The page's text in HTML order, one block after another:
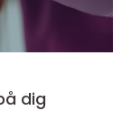
dig